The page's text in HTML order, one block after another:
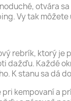
otvára
Vy tak
rebrík, ktorý je
dažďu. Každé
K stanu sa dá
kempovaní a